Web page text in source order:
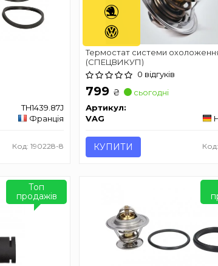
TH1439.87J
Франція
Код: 190228-8
Термостат системи
(СПЕЦВИКУП)
0 відгуків
799 ₴
сьогодні
Артикул:
VAG
КУПИТИ
Топ
продажів